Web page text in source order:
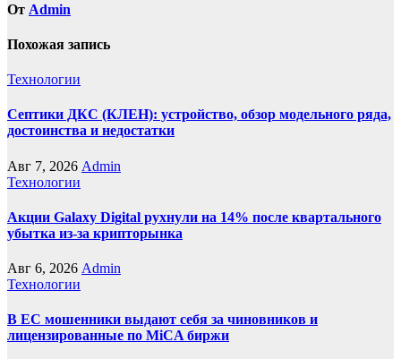
От Admin
Похожая запись
Технологии
Септики ДКС (КЛЕН): устройство, обзор модельного ряда,
достоинства и недостатки
Авг 7, 2026 Admin
Технологии
Акции Galaxy Digital рухнули на 14% после квартального
убытка из-за крипторынка
Авг 6, 2026 Admin
Технологии
В ЕС мошенники выдают себя за чиновников и
лицензированные по MiCA биржи